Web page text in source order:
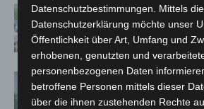
Blaulichtmeile
Polizei, Feuerwehr
hautnah erleben
Hannover: Polizei
für Prävention ein
Datenschutzbestimmungen. Mittels
Datenschutzerklärung möchte unser
Öffentlichkeit über Art, Umfang und
erhobenen, genutzten und
personenbezogenen Daten
betroffene Personen mittels dieser
über die ihnen zustehenden Rechte